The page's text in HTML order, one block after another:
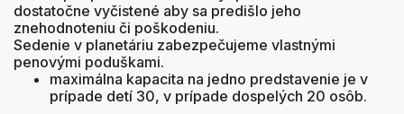
dostatočne vyčistené aby sa predišlo jeho
znehodnoteniu či poškodeniu.
Sedenie v planetáriu zabezpečujeme vlastnými
penovými poduškami.
maximálna kapacita na jedno predstavenie je v
prípade detí 30, v prípade dospelých 20 osôb.